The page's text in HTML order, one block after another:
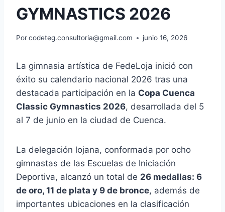
GYMNASTICS 2026
Porcodeteg.consultoria@gmail.com junio 16, 2026
La gimnasia artística de FedeLoja inició con
éxito su calendario nacional 2026 tras una
destacada participación en la Copa Cuenca
Classic Gymnastics 2026, desarrollada del 5
al 7 de junio en la ciudad de Cuenca.
La delegación lojana, conformada por ocho
gimnastas de las Escuelas de Iniciación
Deportiva, alcanzó un total de 26 medallas: 6
de oro, 11 de plata y 9 de bronce, además de
importantes ubicaciones en la clasificación